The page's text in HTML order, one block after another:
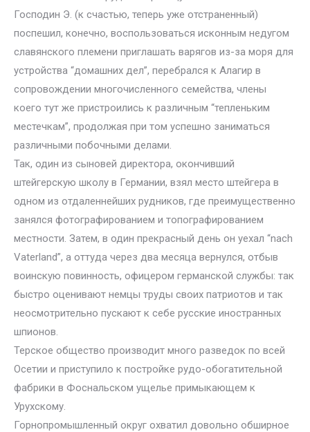
Господин Э. (к счастью, теперь уже отстраненный)
поспешил, конечно, воспользоваться исконным недугом
славянского племени приглашать варягов из-за моря для
устройства “домашних дел”, перебрался к Алагир в
сопровождении многочисленного семейства, члены
коего тут же пристроились к различным “тепленьким
местечкам”, продолжая при том успешно заниматься
различными побочными делами.
Так, один из сыновей директора, окончивший
штейгерскую школу в Германии, взял место штейгера в
одном из отдаленнейших рудников, где преимущественно
занялся фотографированием и топографированием
местности. Затем, в один прекрасный день он уехал “nach
Vaterland”, а оттуда через два месяца вернулся, отбыв
воинскую повинность, офицером германской службы: так
быстро оценивают немцы труды своих патриотов и так
неосмотрительно пускают к себе русские иностранных
шпионов.
Терское общество производит много разведок по всей
Осетии и приступило к постройке рудо-обогатительной
фабрики в Фоснальском ущелье примыкающем к
Урухскому.
Горнопромышленный округ охватил довольно обширное